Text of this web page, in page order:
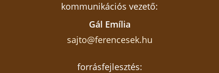
kommunikációs vezető:
Gál Emília
sajto@ferencesek.hu
forrásfejlesztés: